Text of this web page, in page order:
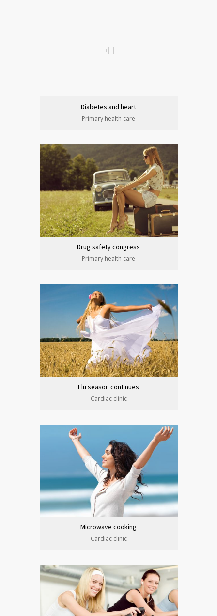
Diabetes and heart
Primary health care
Drug safety congress
Primary health care
Flu season continues
Cardiac clinic
Microwave cooking
Cardiac clinic